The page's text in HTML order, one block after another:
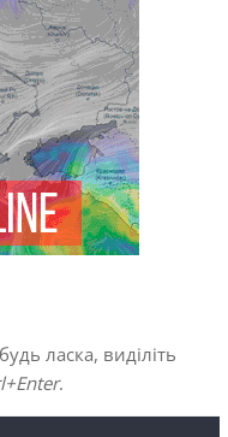
ласка, виділіть
.